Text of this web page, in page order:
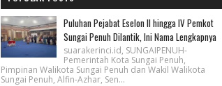
Puluhan Pejabat Eselon II hingga IV Pemkot
Sungai Penuh Dilantik, Ini Nama Lengkapnya
suarakerinci.id, SUNGAIPENUH-
Pemerintah Kota Sungai Penuh,
Pimpinan Walikota Sungai Penuh dan Wakil Walikota
Sungai Penuh, Alfin-Azhar, Sen...